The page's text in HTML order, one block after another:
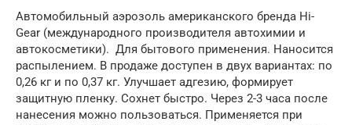
Автомобильный аэрозоль американского бренда Hi-
Gear (международного производителя автохимии и
автокосметики). Для бытового применения. Наносится
распылением. В продаже доступен в двух вариантах: по
0,26 кг и по 0,37 кг. Улучшает адгезию, формирует
защитную пленку. Сохнет быстро. Через 2-3 часа после
нанесения можно пользоваться. Применяется при